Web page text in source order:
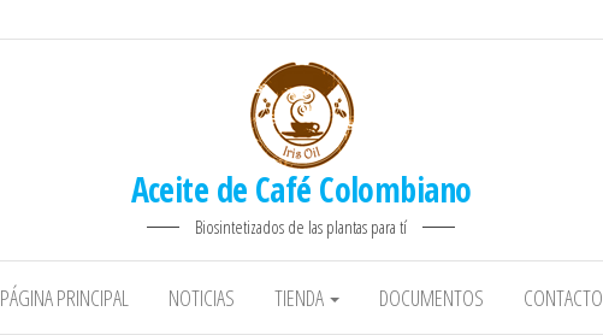
Aceite de Café Colombiano
Biosintetizados de las plantas para tí
PÁGINA PRINCIPAL NOTICIAS TIENDA DOCUMENTOS CONTACTO